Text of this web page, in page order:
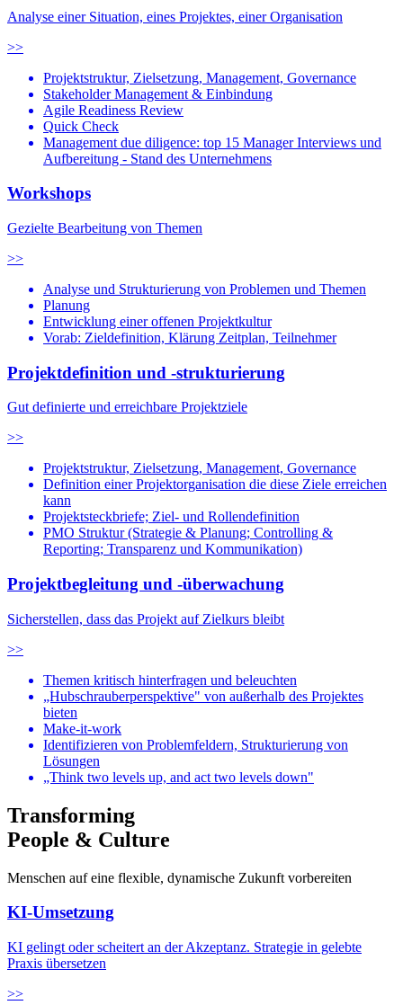
Analyse einer Situation, eines Projektes, einer Organisation
>>
Projektstruktur, Zielsetzung, Management, Governance
Stakeholder Management & Einbindung
Agile Readiness Review
Quick Check
Management due diligence: top 15 Manager Interviews und
Aufbereitung - Stand des Unternehmens
Workshops
Gezielte Bearbeitung von Themen
>>
Analyse und Strukturierung von Problemen und Themen
Planung
Entwicklung einer offenen Projektkultur
Vorab: Zieldefinition, Klärung Zeitplan, Teilnehmer
Projektdefinition und -strukturierung
Gut definierte und erreichbare Projektziele
>>
Projektstruktur, Zielsetzung, Management, Governance
Definition einer Projektorganisation die diese Ziele erreichen
kann
Projektsteckbriefe; Ziel- und Rollendefinition
PMO Struktur (Strategie & Planung; Controlling &
Reporting; Transparenz und Kommunikation)
Projektbegleitung und -überwachung
Sicherstellen, dass das Projekt auf Zielkurs bleibt
>>
Themen kritisch hinterfragen und beleuchten
„Hubschrauberperspektive" von außerhalb des Projektes
bieten
Make-it-work
Identifizieren von Problemfeldern, Strukturierung von
Lösungen
„Think two levels up, and act two levels down"
Transforming
People & Culture
Menschen auf eine flexible, dynamische Zukunft vorbereiten
KI-Umsetzung
KI gelingt oder scheitert an der Akzeptanz. Strategie in gelebte
Praxis übersetzen
>>